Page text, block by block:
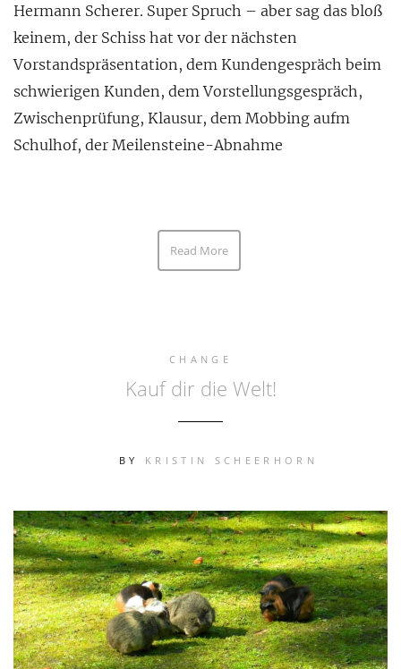
Hermann Scherer. Super Spruch – aber sag das bloß
keinem, der Schiss hat vor der nächsten
Vorstandspräsentation, dem Kundengespräch beim
schwierigen Kunden, dem Vorstellungsgespräch,
Zwischenprüfung, Klausur, dem Mobbing aufm
Schulhof, der Meilensteine-Abnahme
Read More
CHANGE
Kauf dir die Welt!
BY KRISTIN SCHEERHORN